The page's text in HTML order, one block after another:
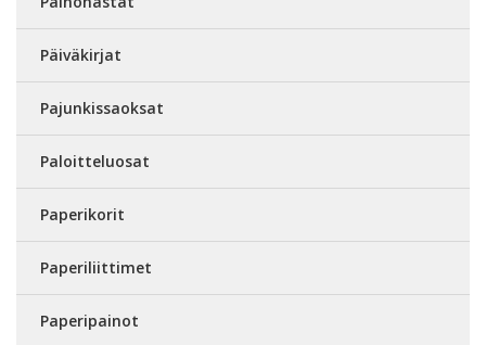
Päiväkirjat
Pajunkissaoksat
Paloitteluosat
Paperikorit
Paperiliittimet
Paperipainot